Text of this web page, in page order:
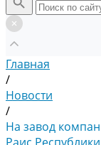
Главная
/
Новости
/
На завод